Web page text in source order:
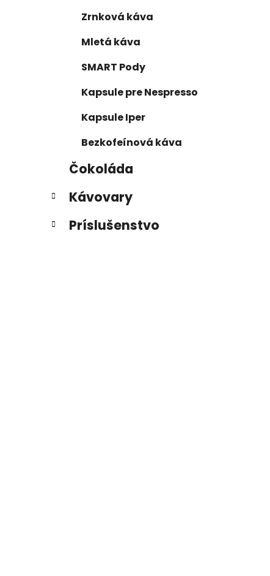
Zrnková káva
Mletá káva
SMART Pody
Kapsule pre Nespresso
Kapsule Iper
Bezkofeínová káva
Čokoláda
Kávovary
Príslušenstvo